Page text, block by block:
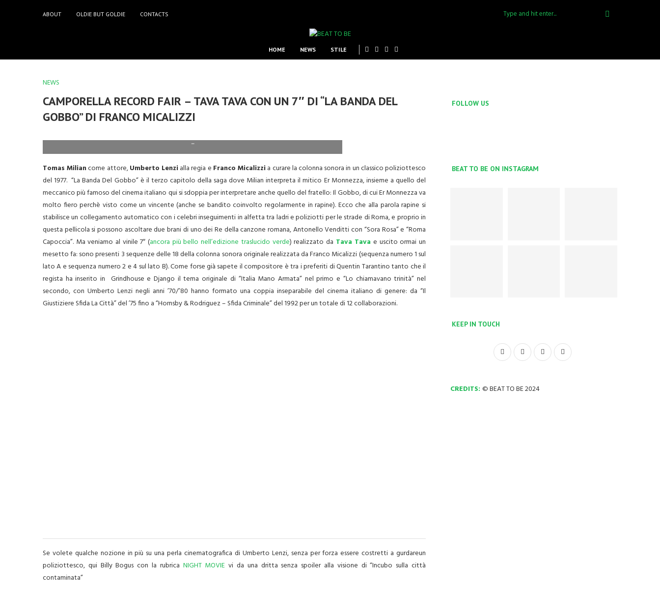
ABOUT OLDIE BUT GOLDIE CONTACTS
HOME NEWS STILE
NEWS
CAMPORELLA RECORD FAIR – TAVA TAVA CON UN 7″ DI “LA BANDA DEL
GOBBO” DI FRANCO MICALIZZI
–
Tomas Miliancome attore,Umberto Lenzialla regia e Franco Micalizzia curare la colonna sonora in un classico poliziottesco
del 1977. “La Banda Del Gobbo” è il terzo capitolo della saga dove Milian interpreta il mitico Er Monnezza, insieme a quello del
meccanico più famoso del cinema italiano qui si sdoppia per interpretare anche quello del fratello: Il Gobbo, di cui Er Monnezza va
molto fiero perchè visto come un vincente (anche se bandito coinvolto regolarmente in rapine). Ecco che alla parola rapine si
stabilisce un collegamento automatico con i celebri inseguimenti in alfetta tra ladri e poliziotti per le strade di Roma, e proprio in
questa pellicola si possono ascoltare due brani di uno dei Re della canzone romana, Antonello Venditti con “Sora Rosa” e “Roma
Capoccia”. Ma veniamo al vinile 7″ (ancora più bello nell’edizione traslucido verde) realizzato da Tava Tava e uscito ormai un
mesetto fa: sono presenti 3 sequenze delle 18 della colonna sonora originale realizzata da Franco Micalizzi (sequenza numero 1 sul
lato A e sequenza numero 2 e 4 sul lato B). Come forse già sapete il compositore è tra i preferiti di Quentin Tarantino tanto che il
regista ha inserito in Grindhouse e Django il tema originale di “Italia Mano Armata” nel primo e “Lo chiamavano trinità” nel
secondo, con Umberto Lenzi negli anni ’70/’80 hanno formato una coppia inseparabile del cinema italiano di genere: da “Il
Giustiziere Sfida La Città” del ’75 fino a “Hornsby & Rodriguez – Sfida Criminale” del 1992 per un totale di 12 collaborazioni.
Se volete qualche nozione in più su una perla cinematografica di Umberto Lenzi, senza per forza essere costretti a gurdareun
poliziottesco, qui Billy Bogus con la rubrica NIGHT MOVIE vi da una dritta senza spoiler alla visione di “Incubo sulla città
contaminata”
FOLLOW US
BEAT TO BE ON INSTAGRAM
KEEP IN TOUCH
CREDITS: © BEAT TO BE 2024